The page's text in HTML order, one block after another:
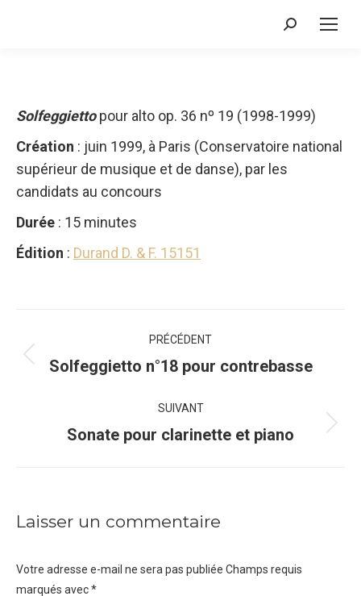
Recherche
Solfeggiettopour alto op. 36 nº 19 (1998-1999)
Création : juin 1999, à Paris (Conservatoire national
supérieur de musique et de danse), par les
candidats au concours
Durée : 15 minutes
Édition : Durand D. & F. 15151
de
PRÉCÉDENT
Onglet
Solfeggietto n°18 pour contrebasse
SUIVANT
Projets
Sonate pour clarinette et piano
Laisser un commentaire
Votre adresse e-mail ne sera pas publiée Champs requis
marqués avec*